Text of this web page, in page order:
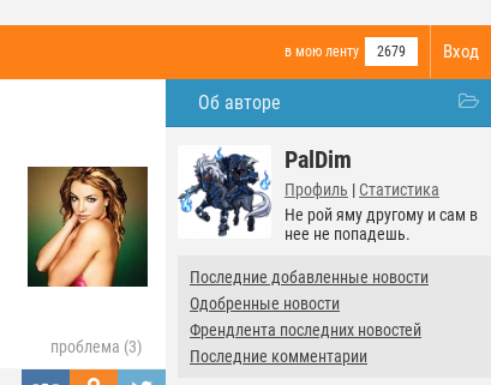
Вход
в мою ленту 2679
Об авторе
PalDim
Профиль | Статистика
Не рой яму другому и сам в
нее не попадешь.
Последние добавленные новости
Одобренные новости
Френдлента последних новостей
Последние комментарии
проблема (3)